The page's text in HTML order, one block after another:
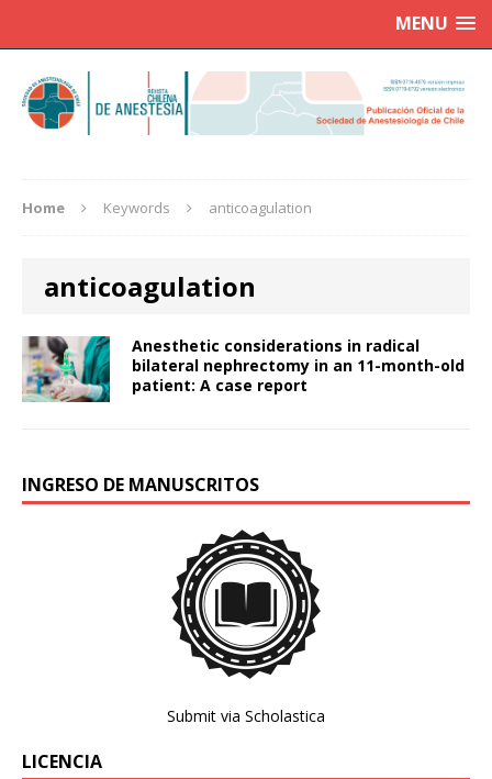
MENU
Home Keywords anticoagulation
anticoagulation
Anesthetic considerations in radical
bilateral nephrectomy in an 11-month-old
patient: A case report
INGRESO DE MANUSCRITOS
Submit via Scholastica
LICENCIA